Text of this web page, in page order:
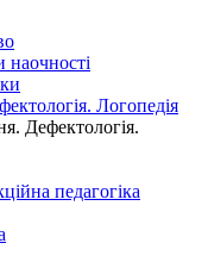
наочності
Логопедія
Дефектологія.
педагогіка